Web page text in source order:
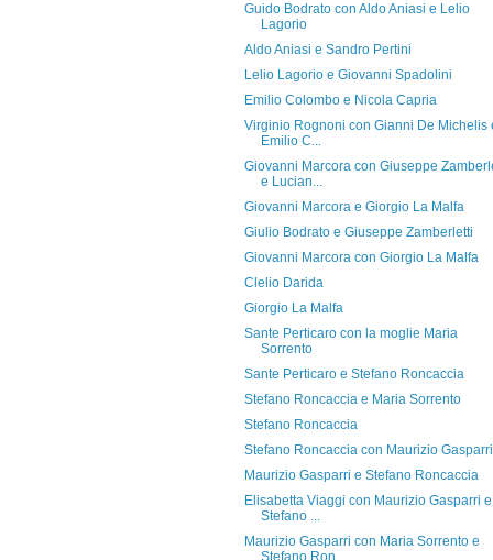
Guido Bodrato con Aldo Aniasi e Lelio
Lagorio
Aldo Aniasi e Sandro Pertini
Lelio Lagorio e Giovanni Spadolini
Emilio Colombo e Nicola Capria
Virginio Rognoni con Gianni De Michelis
Emilio C...
Giovanni Marcora con Giuseppe
e Lucian...
Giovanni Marcora e Giorgio La Malfa
Giulio Bodrato e Giuseppe Zamberletti
Giovanni Marcora con Giorgio La Malfa
Clelio Darida
Giorgio La Malfa
Sante Perticaro con la moglie Maria
Sorrento
Sante Perticaro e Stefano Roncaccia
Stefano Roncaccia e Maria Sorrento
Stefano Roncaccia
Stefano Roncaccia con Maurizio Gasparri
Maurizio Gasparri e Stefano Roncaccia
Elisabetta Viaggi con Maurizio Gasparri e
Stefano ...
Maurizio Gasparri con Maria Sorrento e
Stefano Ron...